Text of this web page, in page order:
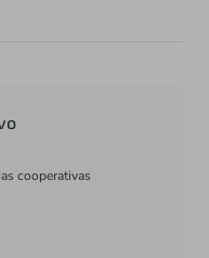
cooperativas